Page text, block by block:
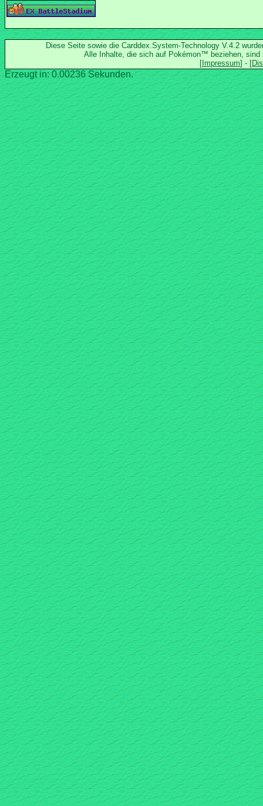
Diese Seite sowie die Carddex.System-Technology V.4.2
Alle Inhalte, die sich auf Pokémon™ beziehen, sind
Erzeugt in: 0.00236 Sekunden.